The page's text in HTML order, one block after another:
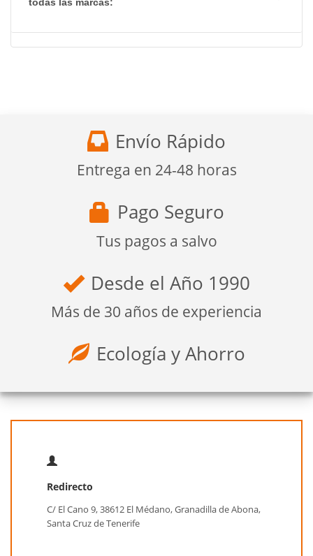
todas las marcas:
Envío Rápido
Entrega en 24-48 horas
Pago Seguro
Tus pagos a salvo
Desde el Año 1990
Más de 30 años de experiencia
Ecología y Ahorro
Redirecto
C/ El Cano 9, 38612 El Médano, Granadilla de Abona,
Santa Cruz de Tenerife